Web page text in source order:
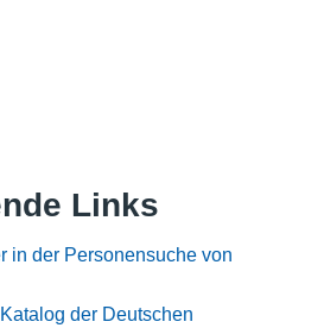
Links
in der Personensuche von
der Deutschen